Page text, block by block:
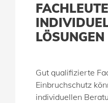
Gut qualifizierte
Einbruchschutz
individuellen